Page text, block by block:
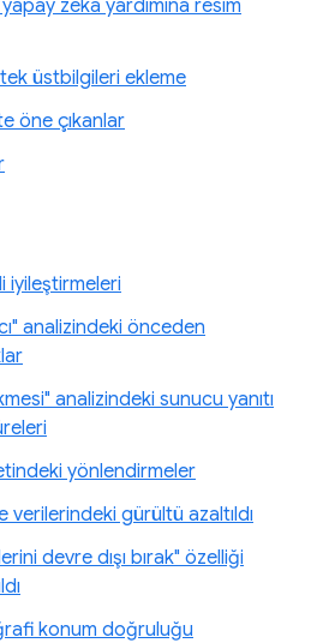
zeka yardımına resim
üstbilgileri ekleme
öne çıkanlar
iyileştirmeleri
analizindeki önceden
analizindeki sunucu yanıtı
yönlendirmeler
verilerindeki gürültü azaltıldı
devre dışı bırak" özelliği
konum doğruluğu